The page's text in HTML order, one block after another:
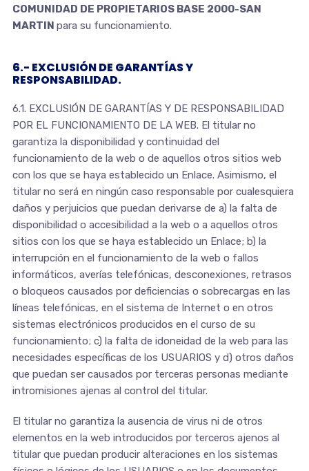
COMUNIDAD DE PROPIETARIOS BASE 2000-SAN
MARTIN para su funcionamiento.
6.- EXCLUSIÓN DE GARANTÍAS Y
RESPONSABILIDAD.
6.1. EXCLUSIÓN DE GARANTÍAS Y DE RESPONSABILIDAD
POR EL FUNCIONAMIENTO DE LA WEB. El titular no
garantiza la disponibilidad y continuidad del
funcionamiento de la web o de aquellos otros sitios web
con los que se haya establecido un Enlace. Asimismo, el
titular no será en ningún caso responsable por cualesquiera
daños y perjuicios que puedan derivarse de a) la falta de
disponibilidad o accesibilidad a la web o a aquellos otros
sitios con los que se haya establecido un Enlace; b) la
interrupción en el funcionamiento de la web o fallos
informáticos, averías telefónicas, desconexiones, retrasos
o bloqueos causados por deficiencias o sobrecargas en las
líneas telefónicas, en el sistema de Internet o en otros
sistemas electrónicos producidos en el curso de su
funcionamiento; c) la falta de idoneidad de la web para las
necesidades específicas de los USUARIOS y d) otros daños
que puedan ser causados por terceras personas mediante
intromisiones ajenas al control del titular.
El titular no garantiza la ausencia de virus ni de otros
elementos en la web introducidos por terceros ajenos al
titular que puedan producir alteraciones en los sistemas